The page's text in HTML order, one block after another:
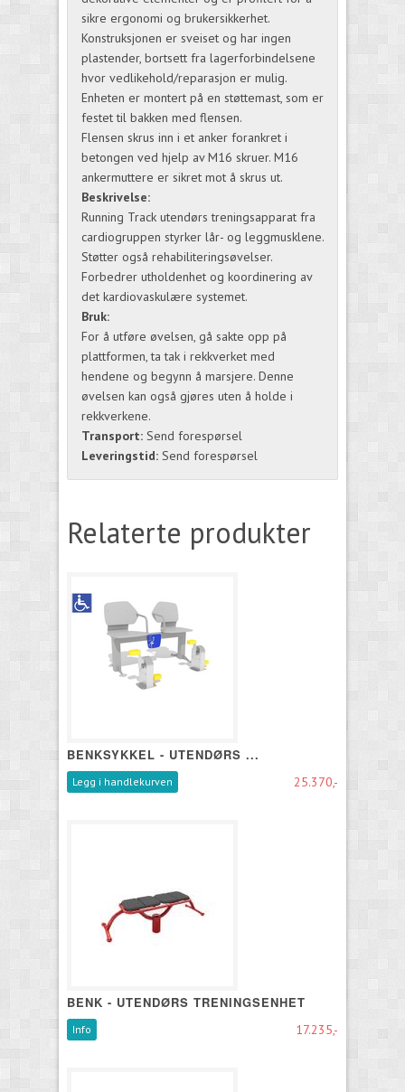
sikre ergonomi og brukersikkerhet.
Konstruksjonen er sveiset og har ingen
plastender, bortsett fra lagerforbindelsene
hvor vedlikehold/reparasjon er mulig.
Enheten er montert på en støttemast, som er
festet til bakken med flensen.
Flensen skrus inn i et anker forankret i
betongen ved hjelp av M16 skruer. M16
ankermuttere er sikret mot å skrus ut.
Beskrivelse:
Running Track utendørs treningsapparat fra
cardiogruppen styrker lår- og leggmusklene.
Støtter også rehabiliteringsøvelser.
Forbedrer utholdenhet og koordinering av
det kardiovaskulære systemet.
Bruk:
For å utføre øvelsen, gå sakte opp på
plattformen, ta tak i rekkverket med
hendene og begynn å marsjere. Denne
øvelsen kan også gjøres uten å holde i
rekkverkene.
Transport: Send forespørsel
Leveringstid: Send forespørsel
Relaterte produkter
BENKSYKKEL - UTENDØRS ...
25.370,-
Legg i handlekurven
BENK - UTENDØRS TRENINGSENHET
17.235,-
Info